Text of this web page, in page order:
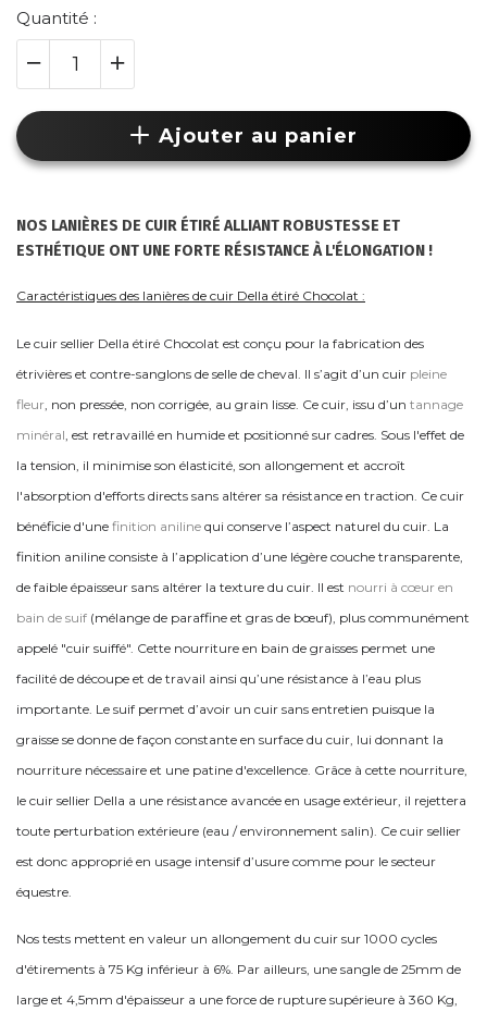
Quantité :
Ajouter au panier
NOS LANIÈRES DE CUIR ÉTIRÉ ALLIANT ROBUSTESSE ET
ESTHÉTIQUE ONT UNE FORTE RÉSISTANCE À L'ÉLONGATION !
Caractéristiques des lanières de cuir Della étiré Chocolat :
Le cuir sellier Della étiré Chocolat est conçu pour la fabrication des
étrivières et contre-sanglons de selle de cheval. Il s’agit d’un cuir pleine
fleur, non pressée, non corrigée, au grain lisse. Ce cuir, issu d’un tannage
minéral, est retravaillé en humide et positionné sur cadres. Sous l'effet de
la tension, il minimise son élasticité, son allongement et accroît
l'absorption d'efforts directs sans altérer sa résistance en traction. Ce cuir
bénéficie d'une finition aniline qui conserve l’aspect naturel du cuir. La
finition aniline consiste à l’application d’une légère couche transparente,
de faible épaisseur sans altérer la texture du cuir. Il est nourri à cœur en
bain de suif (mélange de paraffine et gras de bœuf), plus communément
appelé "cuir suiffé". Cette nourriture en bain de graisses permet une
facilité de découpe et de travail ainsi qu’une résistance à l’eau plus
importante. Le suif permet d’avoir un cuir sans entretien puisque la
graisse se donne de façon constante en surface du cuir, lui donnant la
nourriture nécessaire et une patine d'excellence. Grâce à cette nourriture,
le cuir sellier Della a une résistance avancée en usage extérieur, il rejettera
toute perturbation extérieure (eau / environnement salin). Ce cuir sellier
est donc approprié en usage intensif d’usure comme pour le secteur
équestre.
Nos tests mettent en valeur un allongement du cuir sur 1000 cycles
d'étirements à 75 Kg inférieur à 6%. Par ailleurs, une sangle de 25mm de
large et 4,5mm d'épaisseur a une force de rupture supérieure à 360 Kg,